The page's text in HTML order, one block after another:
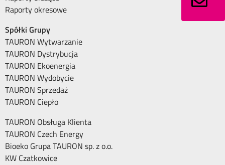
Raporty okresowe
Spółki Grupy
TAURON Wytwarzanie
TAURON Dystrybucja
TAURON Ekoenergia
TAURON Wydobycie
TAURON Sprzedaż
TAURON Ciepło
TAURON Obsługa Klienta
TAURON Czech Energy
Bioeko Grupa TAURON sp. z o.o.
KW Czatkowice